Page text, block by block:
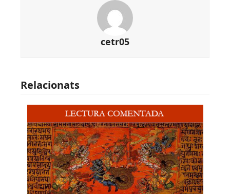
cetr05
Relacionats